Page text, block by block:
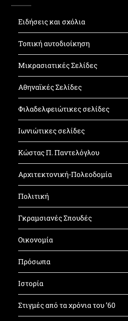
Ειδήσεις και σχόλια
Τοπική αυτοδιοίκηση
Μικρασιατικές Σελίδες
Αθηναϊκές Σελίδες
Φιλαδελφειώτικες σελίδες
Ιωνιώτικες σελίδες
Κώστας Π. Παντελόγλου
Αρχιτεκτονική-Πολεοδομία
Πολιτική
Γκραμσιανές Σπουδές
Οικονομία
Πρόσωπα
Ιστορία
Στιγμές από τα χρόνια του ’60